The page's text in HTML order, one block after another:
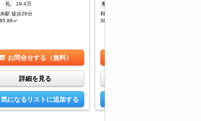
礼
19.4万
駅 徒歩26分
㎡
お問合せする（無料）
詳細を見る
気になるリストに追加する
敷
和泉府中駅 徒歩35分
3DK/50㎡